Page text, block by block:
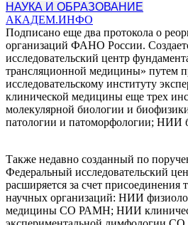
НАУКА И ОБРАЗОВАНИЕ
АКАДЕМ.ИНФО
Подписано еще два протокола о
организаций ФАНО России.
исследовательский центр
трансляционной медицины» путем
исследовательскому институту
клинической медицины еще трех
молекулярной биологии и
патологии и патоморфологии; НИИ
Также недавно созданный по
Федеральный исследовательский
расширяется за счет присоединения
научных организаций: НИИ
медицины СО РАМН; НИИ